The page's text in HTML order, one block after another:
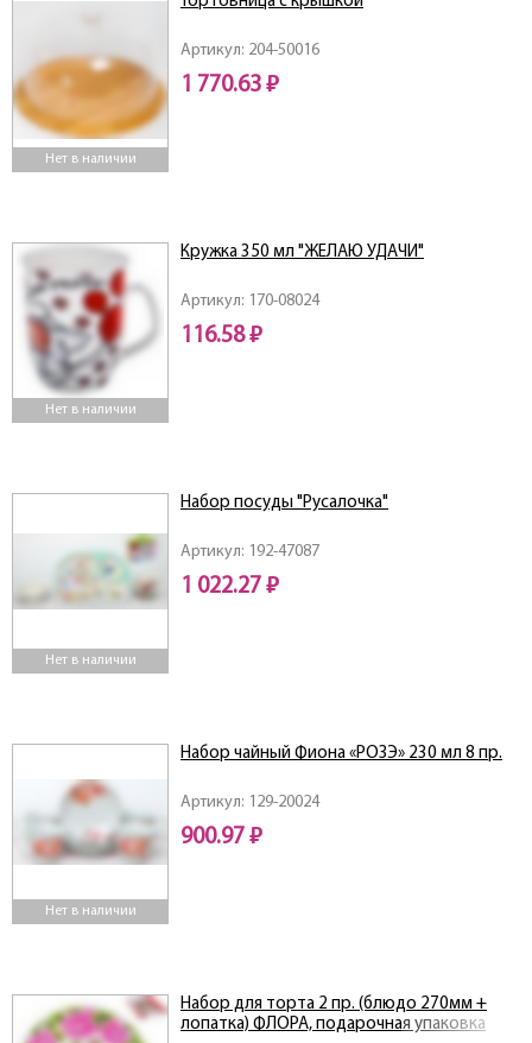
Нет в наличии
Артикул: 204-50016
1 770.63 ₽
Нет в наличии
Артикул: 170-08024
Кружка 350 мл "ЖЕЛАЮ УДАЧИ"
116.58 ₽
Нет в наличии
Артикул: 192-47087
Набор посуды "Русалочка"
1 022.27 ₽
Нет в наличии
Артикул: 129-20024
Набор чайный Фиона «РОЗЭ» 230 мл 8 пр.
900.97 ₽
Набор для торта 2 пр. (блюдо 270мм +
лопатка) ФЛОРА, подарочная упаковка